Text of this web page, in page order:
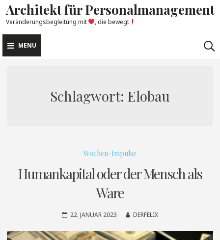
Skip
to
content
Architekt für Personalmanagement
Veränderungsbegleitung mit , die bewegt
MENU
Schlagwort: Elobau
Wochen-Impulse
Humankapital oder der Mensch als
Ware
22. JANUAR 2023 DERFELIX